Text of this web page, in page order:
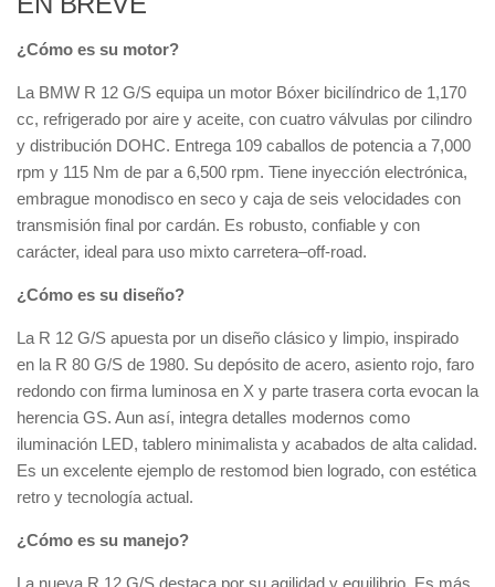
¿Cómo es su motor?
La BMW R 12 G/S equipa un motor Bóxer bicilíndrico de 1,170
cc, refrigerado por aire y aceite, con cuatro válvulas por cilindro
y distribución DOHC. Entrega 109 caballos de potencia a 7,000
rpm y 115 Nm de par a 6,500 rpm. Tiene inyección electrónica,
embrague monodisco en seco y caja de seis velocidades con
transmisión final por cardán. Es robusto, confiable y con
carácter, ideal para uso mixto carretera–off-road.
¿Cómo es su diseño?
La R 12 G/S apuesta por un diseño clásico y limpio, inspirado
en la R 80 G/S de 1980. Su depósito de acero, asiento rojo, faro
redondo con firma luminosa en X y parte trasera corta evocan la
herencia GS. Aun así, integra detalles modernos como
iluminación LED, tablero minimalista y acabados de alta calidad.
Es un excelente ejemplo de restomod bien logrado, con estética
retro y tecnología actual.
¿Cómo es su manejo?
La nueva R 12 G/S destaca por su agilidad y equilibrio. Es más